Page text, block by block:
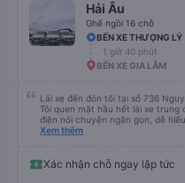
Hải Âu
Ghế ngồi 16 chỗ
BẾN XE THƯỢNG LÝ
1 giờ 40 phút
BẾN XE GIA LÂM
Lái xe đến đón tôi tại số 736
Tôi quen mặt hầu hết lái xe
điện nói chuyện ngắn gọn, dễ
xe chạy thẳng vào cửa đón tôi,
nhà chiếc chìa khoá xe mà tôi để
thực sự rất ấn tượng với người lái
Xem thêm
Xác nhận chỗ ngay lập tức